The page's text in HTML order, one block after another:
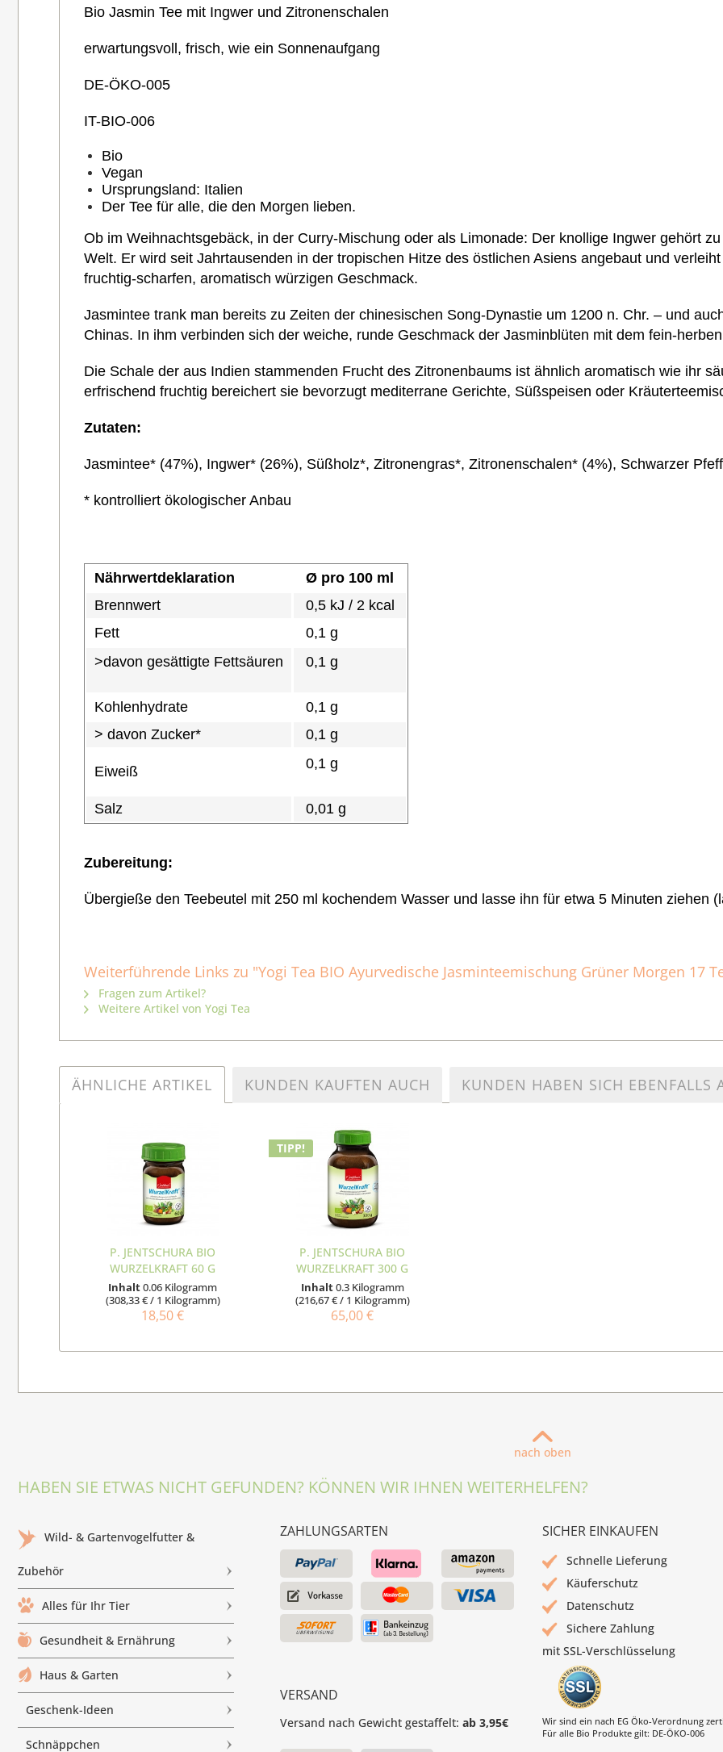
Bio Jasmin Tee mit Ingwer und Zitronenschalen
erwartungsvoll, frisch, wie ein Sonnenaufgang
DE-ÖKO-005
IT-BIO-006
Bio
Vegan
Ursprungsland: Italien
Der Tee für alle, die den Morgen lieben.
Ob im Weihnachtsgebäck, in der Curry-Mischung oder als Limonade: Der knollige Ingwer gehört
Welt. Er wird seit Jahrtausenden in der tropischen Hitze des östlichen Asiens angebaut und
fruchtig-scharfen, aromatisch würzigen Geschmack.
Jasmintee trank man bereits zu Zeiten der chinesischen Song-Dynastie um 1200 n. Chr. – und
Chinas. In ihm verbinden sich der weiche, runde Geschmack der Jasminblüten mit dem fein-
Die Schale der aus Indien stammenden Frucht des Zitronenbaums ist ähnlich aromatisch wie ihr
erfrischend fruchtig bereichert sie bevorzugt mediterrane Gerichte, Süßspeisen oder
Zutaten:
Jasmintee* (47%), Ingwer* (26%), Süßholz*, Zitronengras*, Zitronenschalen* (4%), Schwarzer
* kontrolliert ökologischer Anbau
Nährwertdeklaration Ø pro 100 ml
Brennwert
0,5 kJ / 2 kcal
Fett
0,1 g
>davon gesättigte Fettsäuren
0,1 g
Kohlenhydrate
0,1 g
> davon Zucker*
0,1 g
Eiweiß 0,1 g
Salz 0,01 g
Zubereitung:
Übergieße den Teebeutel mit 250 ml kochendem Wasser und lasse ihn für etwa 5 Minuten ziehen
Weiterführende Links zu "Yogi Tea BIO Ayurvedische Jasminteemischung Grüner Morgen 17
Fragen zum Artikel?
Weitere Artikel von Yogi Tea
ÄHNLICHE ARTIKEL KUNDEN KAUFTEN AUCH KUNDEN HABEN SICH EBENFALLS
P. JENTSCHURA BIO
WURZELKRAFT 60 G
Inhalt0.06 Kilogramm
(308,33 € / 1 Kilogramm)
18,50 €
TIPP!
P. JENTSCHURA BIO
WURZELKRAFT 300 G
Inhalt0.3 Kilogramm
(216,67 € / 1 Kilogramm)
65,00 €
nach oben
HABEN SIE ETWAS NICHT GEFUNDEN? KÖNNEN WIR IHNEN WEITERHELFEN?
Wild- & Gartenvogelfutter &
Zubehör
Alles für Ihr Tier
Gesundheit & Ernährung
Haus & Garten
Geschenk-Ideen
Schnäppchen
ZAHLUNGSARTEN
VERSAND
Versand nach Gewicht gestaffelt: ab 3,95€
SICHER EINKAUFEN
Schnelle Lieferung
Käuferschutz
Datenschutz
Sichere Zahlung
mit SSL-Verschlüsselung
Wir sind ein nach EG Öko-Verordnung
Für alle Bio Produkte gilt: DE-ÖKO-006